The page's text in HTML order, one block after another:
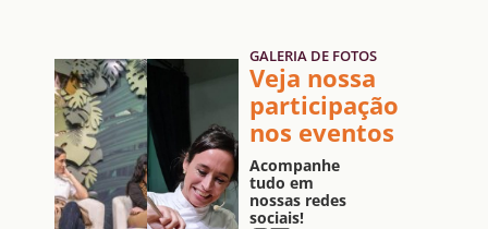
GALERIA DE FOTOS
Veja nossa
participação
nos eventos
Acompanhe
tudo em
nossas redes
sociais!